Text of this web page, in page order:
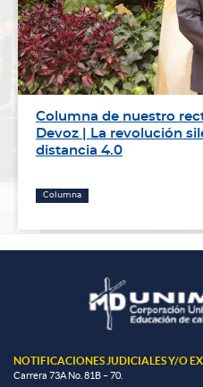
Columna de nuestro
Devoz | La revolución
distancia 4.0
Columna
NOTIFICACIONES JUDICIALES Y/O
Carrera 73A No. 81B – 70.